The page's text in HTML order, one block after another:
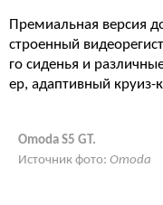
Премиальная версия
строенный
го сиденья и
ер, адаптивный круиз-
Omoda S5 GT.
Источник фото: Omoda